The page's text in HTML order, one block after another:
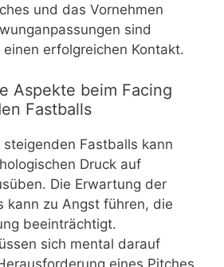
und das Vornehmen
sind
erfolgreichen Kontakt.
Aspekte beim Facing
Fastballs
steigenden Fastballs kann
Druck auf
Die Erwartung der
kann zu Angst führen, die
beeinträchtigt.
sich mental darauf
eines Pitches